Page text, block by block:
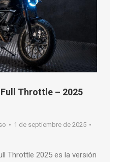
Throttle – 2025
1 de septiembre de 2025
Throttle 2025 es la versión